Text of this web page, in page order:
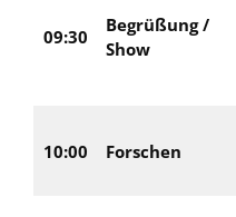
09:30
Begrüßung /
Show
10:00 Forschen